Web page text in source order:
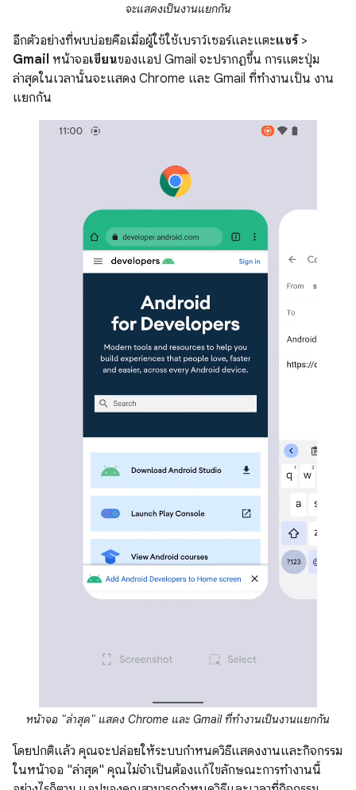
จะแสดงเป็นงานแยกกัน
อีกตัวอย่างที่พบบ่อยคือเมื่อผู้ใช้ใช้เบราว์เซอร์และแตะแชร์>
Gmail หน้าจอเขียนของแอป Gmail จะปรากฏขึ้น การแตะปุ่ม
ล่าสุดในเวลานั้นจะแสดง Chrome และ Gmail ที่ทำงานเป็น งาน
แยกกัน
หน้าจอ "ล่าสุด" แสดง Chrome และ Gmail ที่ทำงานเป็นงานแยกกัน
โดยปกติแล้ว คุณจะปล่อยให้ระบบกำหนดวิธีแสดงงานและกิจกรรม
ในหน้าจอ "ล่าสุด" คุณไม่จำเป็นต้องแก้ไขลักษณะการทำงานนี้